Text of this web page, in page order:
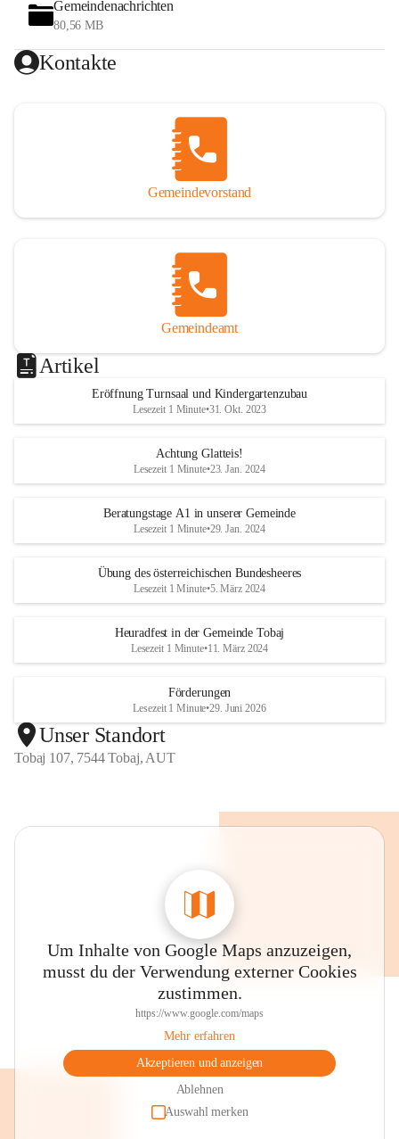
Gemeindenachrichten
80,56 MB
Kontakte
Gemeindevorstand
Gemeindeamt
Artikel
Eröffnung Turnsaal und Kindergartenzubau
Lesezeit 1 Minute•31. Okt. 2023
Achtung Glatteis!
Lesezeit 1 Minute•23. Jan. 2024
Beratungstage A1 in unserer Gemeinde
Lesezeit 1 Minute•29. Jan. 2024
Übung des österreichischen Bundesheeres
Lesezeit 1 Minute•5. März 2024
Heuradfest in der Gemeinde Tobaj
Lesezeit 1 Minute•11. März 2024
Förderungen
Lesezeit 1 Minute•29. Juni 2026
Unser Standort
Tobaj 107, 7544 Tobaj, AUT
Um Inhalte von Google Maps anzuzeigen,
musst du der Verwendung externer Cookies
zustimmen.
https://www.google.com/maps
Mehr erfahren
Akzeptieren und anzeigen
Ablehnen
Auswahl merken